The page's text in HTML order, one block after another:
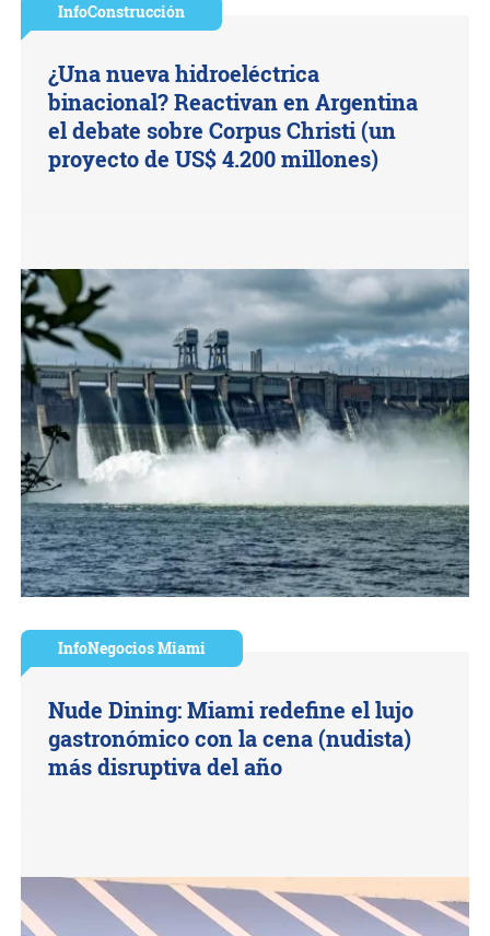
InfoConstrucción
¿Una nueva hidroeléctrica
binacional? Reactivan en Argentina
el debate sobre Corpus Christi (un
proyecto de US$ 4.200 millones)
InfoNegocios Miami
Nude Dining: Miami redefine el lujo
gastronómico con la cena (nudista)
más disruptiva del año